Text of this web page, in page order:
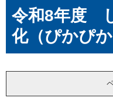
文令和8年度
化（ぴかぴ